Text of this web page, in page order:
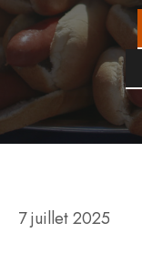
7 juillet 2025